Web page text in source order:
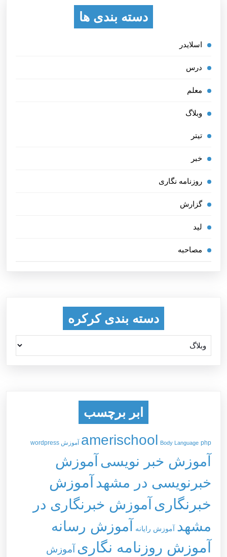
دسته بندی ها
اسلایدر
درس
معلم
وبلاگ
تیتر
خبر
روزنامه نگاری
گزارش
لید
مصاحبه
دسته بندی کرکره
ابر برچسب
amerischool Body Language php آموزش wordpress
آموزش خبر نویسی آموزش
خبرنویسی در مشهد آموزش
خبرنگاری آموزش خبرنگاری در
مشهد آموزش رایانه آموزش رسانه
آموزش روزنامه نگاری آموزش